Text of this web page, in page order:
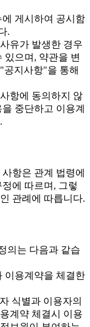
게시하여 공시함
.
유가 발생한 경우
있으며, 약관을 변
공지사항"을 통해
항에 동의하지 않
중단하고 이용계
항은 관계 법령에
에 따르며, 그렇
관례에 따릅니다.
의는 다음과 같습
용계약을 체결한
식별과 이용자의
계약 체결시 이용